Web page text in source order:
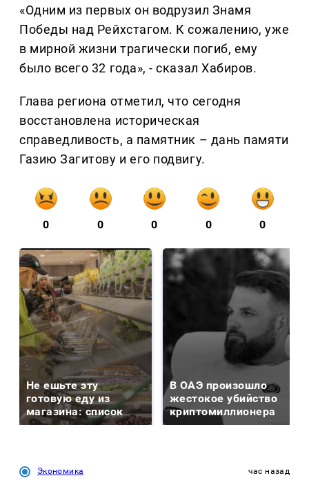
«Одним из первых он водрузил Знамя
Победы над Рейхстагом. К сожалению, уже
в мирной жизни трагически погиб, ему
было всего 32 года», - сказал Хабиров.
Глава региона отметил, что сегодня
восстановлена историческая
справедливость, а памятник – дань памяти
Газию Загитову и его подвигу.
0 0 0 0 0
Не ешьте эту
готовую еду из
магазина: список
В ОАЭ произошло
жестокое убийство
криптомиллионера
Экономика час назад